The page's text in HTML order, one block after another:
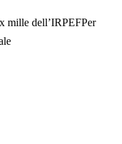
mille dell’IRPEFPer